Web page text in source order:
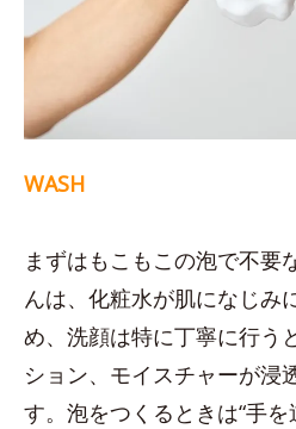
WASH
まずはもこもこの泡で不要
んは、化粧水が肌になじみ
め、洗顔は特に丁寧に行う
ション、モイスチャーが浸
す。泡をつくるときは“手